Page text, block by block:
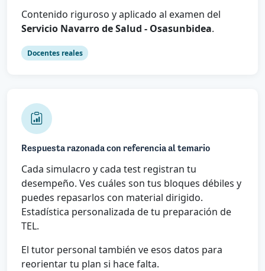
Contenido riguroso y aplicado al examen del
Servicio Navarro de Salud - Osasunbidea.
Docentes reales
Respuesta razonada con referencia al temario
Cada simulacro y cada test registran tu
desempeño. Ves cuáles son tus bloques débiles y
puedes repasarlos con material dirigido.
Estadística personalizada de tu preparación de
TEL.
El tutor personal también ve esos datos para
reorientar tu plan si hace falta.